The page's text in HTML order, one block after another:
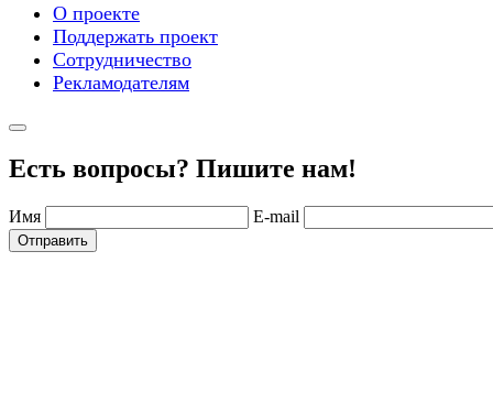
О проекте
Поддержать проект
Сотрудничество
Рекламодателям
Есть вопросы? Пишите нам!
Имя E-mail